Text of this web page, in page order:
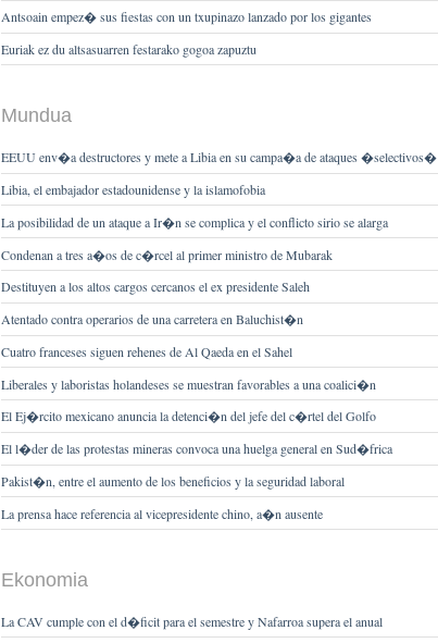
Antsoain empez� sus fiestas con un txupinazo lanzado por los gigantes
Euriak ez du altsasuarren festarako gogoa zapuztu
Mundua
EEUU env�a destructores y mete a Libia en su campa�a de ataques �selectivos�
Libia, el embajador estadounidense y la islamofobia
La posibilidad de un ataque a Ir�n se complica y el conflicto sirio se alarga
Condenan a tres a�os de c�rcel al primer ministro de Mubarak
Destituyen a los altos cargos cercanos el ex presidente Saleh
Atentado contra operarios de una carretera en Baluchist�n
Cuatro franceses siguen rehenes de Al Qaeda en el Sahel
Liberales y laboristas holandeses se muestran favorables a una coalici�n
El Ej�rcito mexicano anuncia la detenci�n del jefe del c�rtel del Golfo
El l�der de las protestas mineras convoca una huelga general en Sud�frica
Pakist�n, entre el aumento de los beneficios y la seguridad laboral
La prensa hace referencia al vicepresidente chino, a�n ausente
Ekonomia
La CAV cumple con el d�ficit para el semestre y Nafarroa supera el anual